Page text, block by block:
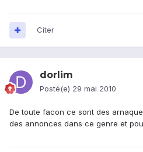
Citer
dorlim
Posté(e) 29 mai 2010
De toute facon ce sont des
des annonces dans ce genre et